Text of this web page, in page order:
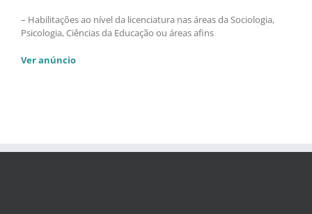
– Habilitações ao nível da licenciatura nas áreas da Sociologia,
Psicologia, Ciências da Educação ou áreas afins
Ver anúncio